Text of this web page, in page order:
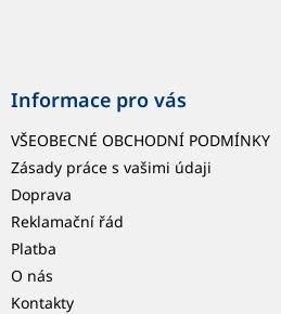
Informace pro vás
VŠEOBECNÉ OBCHODNÍ PODMÍNKY
Zásady práce s vašimi údaji
Doprava
Reklamační řád
Platba
O nás
Kontakty